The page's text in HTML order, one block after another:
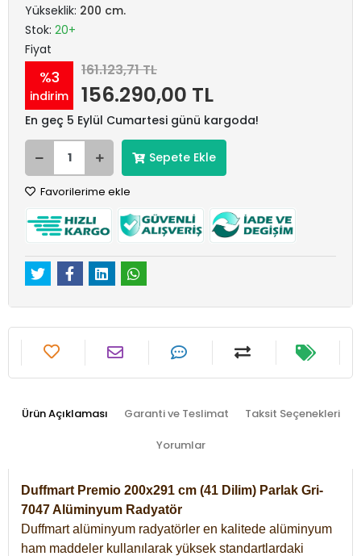
Yükseklik: 200 cm.
Stok: 20+
Fiyat
%3
indirim
161.123,71 TL
156.290,00 TL
En geç 5 Eylül Cumartesi günü kargoda!
Sepete Ekle
Favorilerime ekle
Ürün Açıklaması Garanti ve Teslimat Taksit Seçenekleri
Yorumlar
Duffmart Premio 200x291 cm (41 Dilim) Parlak Gri-
7047 Alüminyum Radyatör
Duffmart alüminyum radyatörler en kalitede alüminyum
ham maddeler kullanılarak yüksek standartlardaki